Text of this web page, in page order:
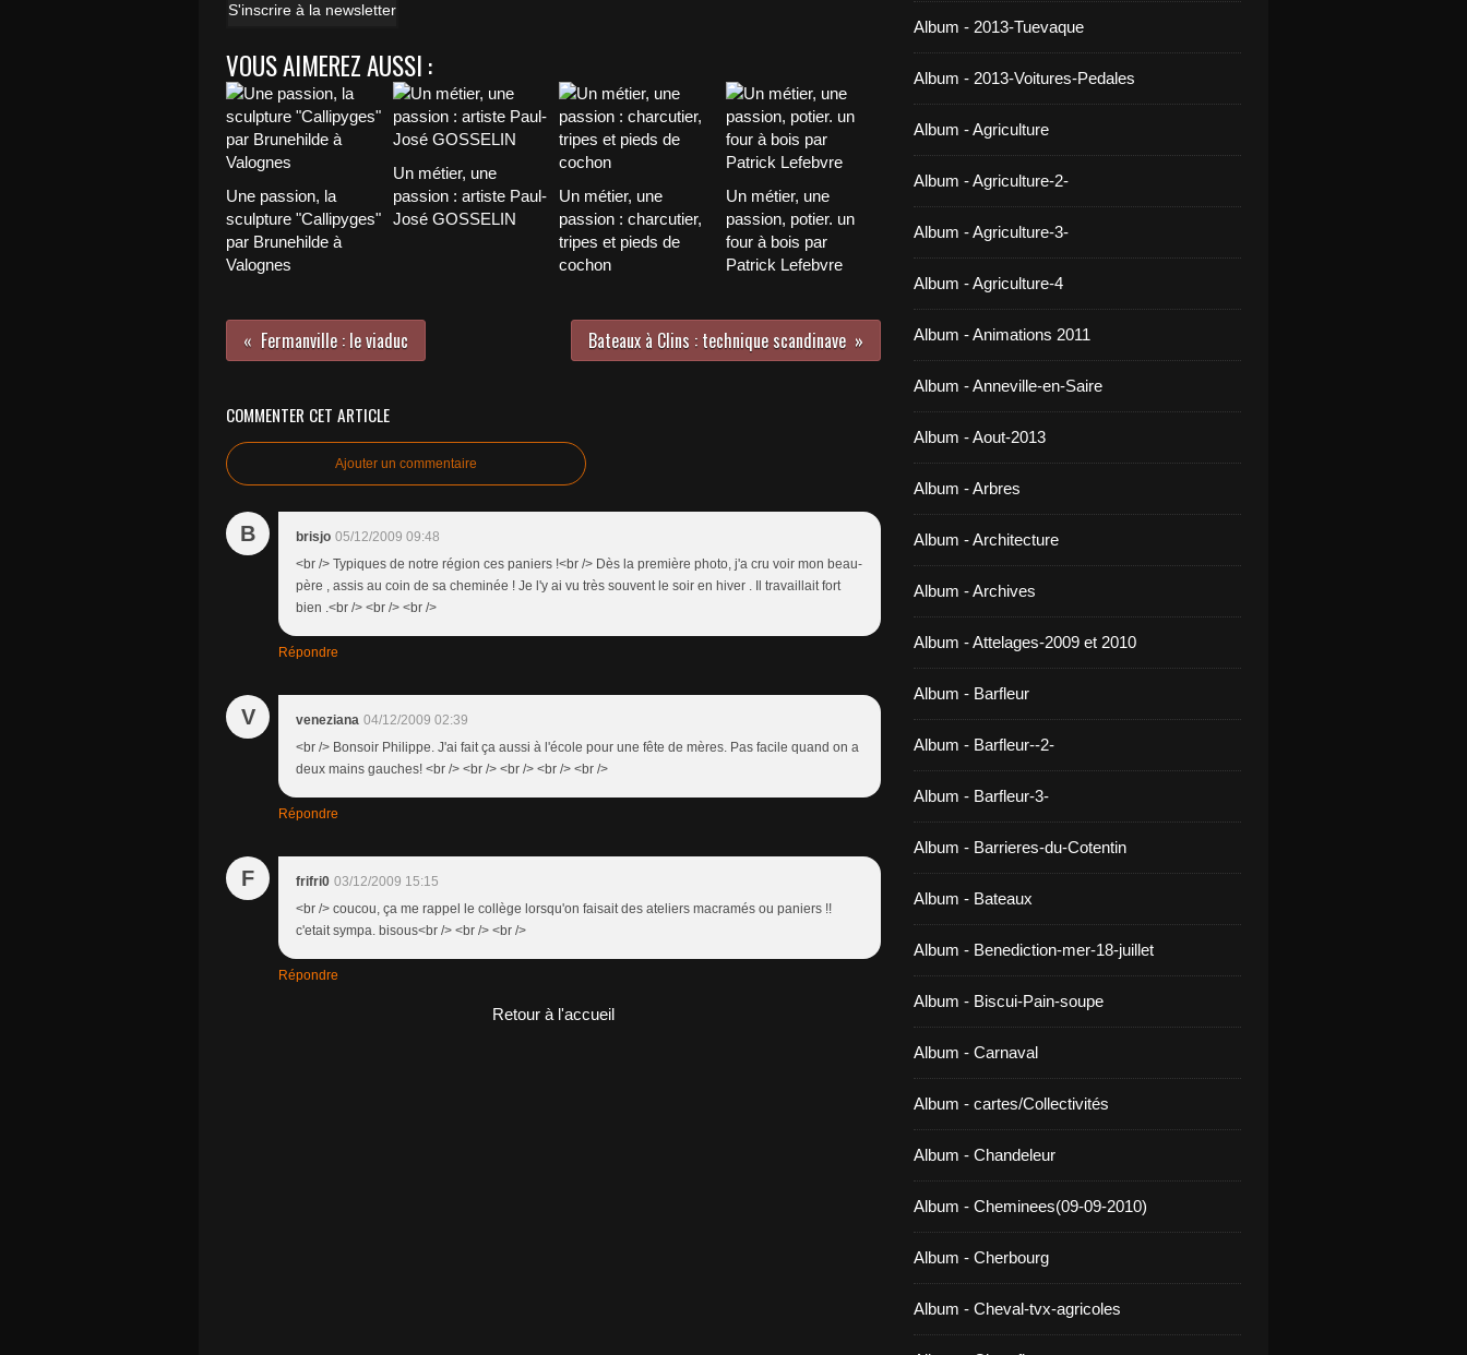
S'inscrire à la newsletter
VOUS AIMEREZ AUSSI :
Une passion, la
sculpture "Callipyges"
par Brunehilde à
Valognes
Un métier, une
passion : artiste Paul-
José GOSSELIN
Un métier, une
passion : charcutier,
tripes et pieds de
cochon
Un métier, une
passion, potier. un
four à bois par
Patrick Lefebvre
Fermanville : le viaduc Bateaux à Clins : technique scandinave
COMMENTER CET ARTICLE
Ajouter un commentaire
B brisjo 05/12/2009 09:48
<br /> Typiques de notre région ces paniers !<br /> Dès la première photo, j'a cru voir mon beau-
père , assis au coin de sa cheminée ! Je l'y ai vu très souvent le soir en hiver . Il travaillait fort
bien .<br /> <br /> <br />
Répondre
V veneziana 04/12/2009 02:39
<br /> Bonsoir Philippe. J'ai fait ça aussi à l'école pour une fête de mères. Pas facile quand on a
deux mains gauches! <br /> <br /> <br /> <br /> <br />
Répondre
F frifri0 03/12/2009 15:15
<br /> coucou, ça me rappel le collège lorsqu'on faisait des ateliers macramés ou paniers !!
c'etait sympa. bisous<br /> <br /> <br />
Répondre
Retour à l'accueil
Album - 2013-Tuevaque
Album - 2013-Voitures-Pedales
Album - Agriculture
Album - Agriculture-2-
Album - Agriculture-3-
Album - Agriculture-4
Album - Animations 2011
Album - Anneville-en-Saire
Album - Aout-2013
Album - Arbres
Album - Architecture
Album - Archives
Album - Attelages-2009 et 2010
Album - Barfleur
Album - Barfleur--2-
Album - Barfleur-3-
Album - Barrieres-du-Cotentin
Album - Bateaux
Album - Benediction-mer-18-juillet
Album - Biscui-Pain-soupe
Album - Carnaval
Album - cartes/Collectivités
Album - Chandeleur
Album - Cheminees(09-09-2010)
Album - Cherbourg
Album - Cheval-tvx-agricoles